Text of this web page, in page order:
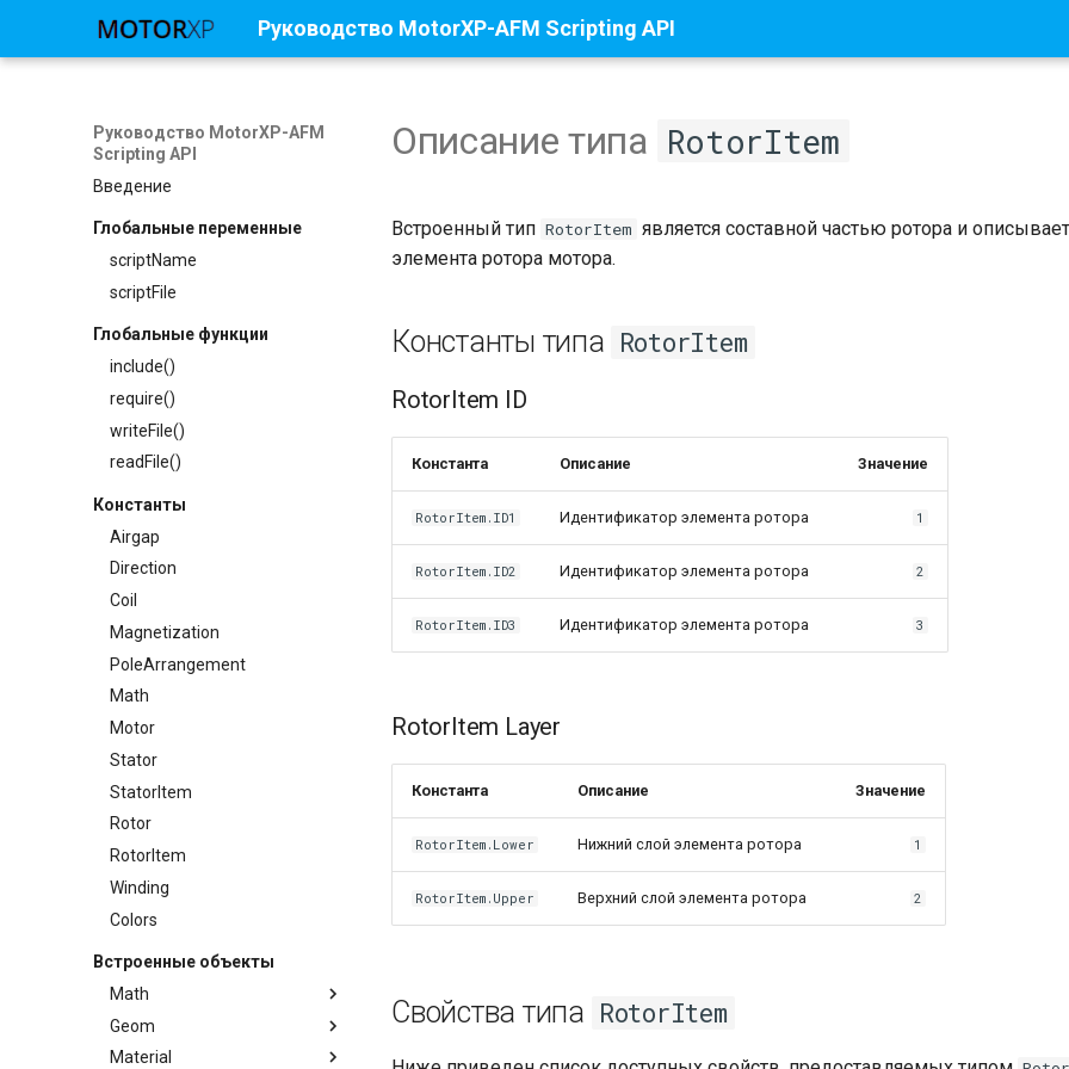
Руководство MotorXP-AFM Scripting API
Руководство MotorXP-AFM
Scripting API
Введение
Глобальные переменные
scriptName
scriptFile
Глобальные функции
include()
require()
writeFile()
readFile()
Константы
Airgap
Direction
Coil
Magnetization
PoleArrangement
Math
Motor
Stator
StatorItem
Rotor
RotorItem
Winding
Colors
Встроенные объекты
Math
Методы
Math.isEpsilon()
Geom
Методы
Material
Описание типа RotorItem
Встроенный тип RotorItem является составной частью ротора и
элемента ротора мотора.
Константы типа RotorItem
RotorItem ID
Константа Описание Значение
RotorItem.ID1 Идентификатор элемента ротора 1
RotorItem.ID2 Идентификатор элемента ротора 2
RotorItem.ID3 Идентификатор элемента ротора 3
RotorItem Layer
Константа Описание Значение
RotorItem.Lower Нижний слой элемента ротора 1
RotorItem.Upper Верхний слой элемента ротора 2
Свойства типа RotorItem